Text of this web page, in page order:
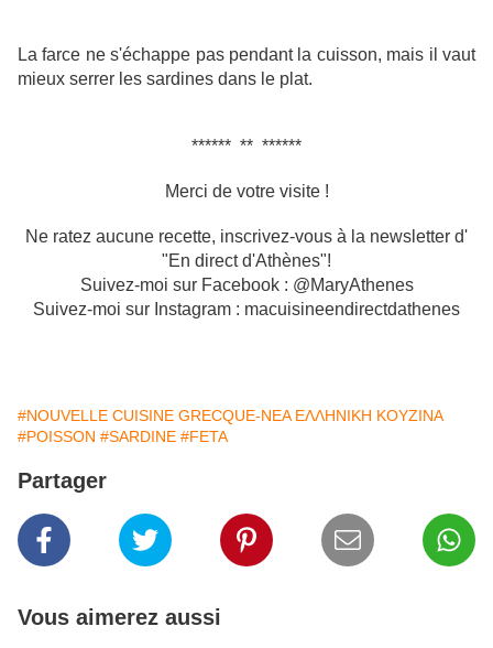
La farce ne s'échappe pas pendant la cuisson, mais il vaut
mieux serrer les sardines dans le plat.
****** ** ******
Merci de votre visite !
Ne ratez aucune recette, inscrivez-vous à la newsletter d'
"En direct d'Athènes"!
Suivez-moi sur Facebook : @MaryAthenes
Suivez-moi sur Instagram : macuisineendirectdathenes
#NOUVELLE CUISINE GRECQUE-ΝΕΑ ΕΛΛΗΝΙΚΗ ΚΟΥΖΙΝΑ
#POISSON #SARDINE #FETA
Partager
Vous aimerez aussi